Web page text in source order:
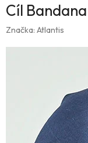
Cíl Bandana
Značka: Atlantis